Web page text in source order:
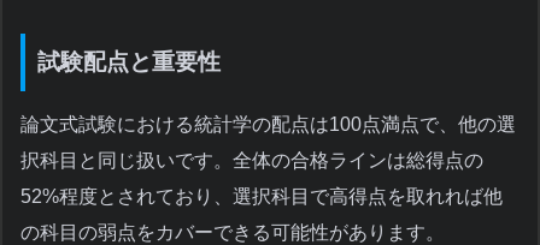
試験配点と重要性
論文式試験における統計学の配点は100点満点で、他の選
択科目と同じ扱いです。全体の合格ラインは総得点の
52%程度とされており、選択科目で高得点を取れれば他
の科目の弱点をカバーできる可能性があります。